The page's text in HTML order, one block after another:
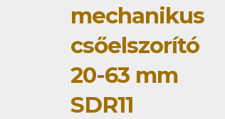
mechanikus
csőelszorító
20-63 mm
SDR11